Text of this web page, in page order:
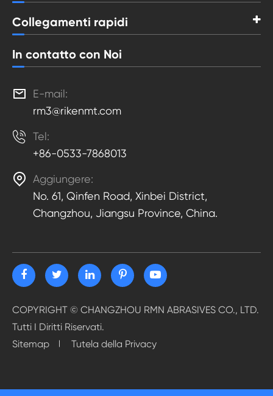
Collegamenti rapidi
In contatto con Noi

E-mail:
rm3@rikenmt.com
 Tel:
+86-0533-7868013
 Aggiungere:
No. 61, Qinfen Road, Xinbei District,
Changzhou, Jiangsu Province, China.
COPYRIGHT © CHANGZHOU RMN ABRASIVES CO., LTD.
Tutti I Diritti Riservati.
Sitemap
Tutela della Privacy